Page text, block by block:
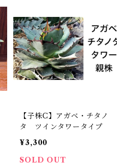
【子株C】アガベ・チタノ
タ ツインタワータイプ
¥3,300
SOLD OUT